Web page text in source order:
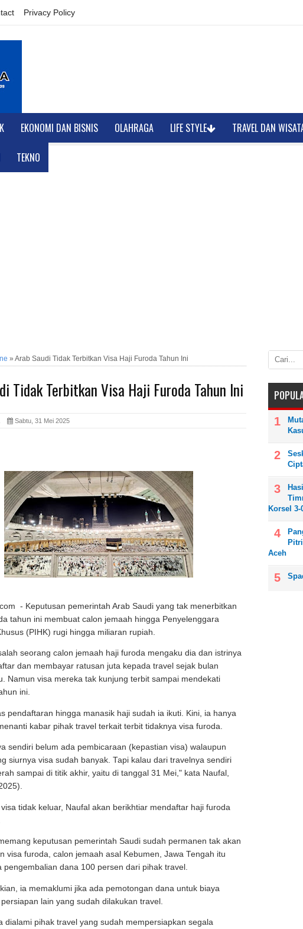
Privacy Policy
EKONOMI DAN BISNIS OLAHRAGA LIFE STYLE TRAVEL DAN
TEKNO
» Arab Saudi Tidak Terbitkan Visa Haji Furoda Tahun Ini
Tidak Terbitkan Visa Haji Furoda Tahun Ini
Sabtu, 31 Mei 2025
- Keputusan pemerintah Arab Saudi yang tak menerbitkan
tahun ini membuat calon jemaah hingga Penyelenggara
(PIHK) rugi hingga miliaran rupiah.
seorang calon jemaah haji furoda mengaku dia dan istrinya
dan membayar ratusan juta kepada travel sejak bulan
Namun visa mereka tak kunjung terbit sampai mendekati
ini.
pendaftaran hingga manasik haji sudah ia ikuti. Kini, ia hanya
kabar pihak travel terkait terbit tidaknya visa furoda.
sendiri belum ada pembicaraan (kepastian visa) walaupun
siurnya visa sudah banyak. Tapi kalau dari travelnya sendiri
sampai di titik akhir, yaitu di tanggal 31 Mei," kata Naufal,
tidak keluar, Naufal akan berikhtiar mendaftar haji furoda
keputusan pemerintah Saudi sudah permanen tak akan
visa furoda, calon jemaah asal Kebumen, Jawa Tengah itu
pengembalian dana 100 persen dari pihak travel.
ia memaklumi jika ada pemotongan dana untuk biaya
lain yang sudah dilakukan travel.
dialami pihak travel yang sudah mempersiapkan segala
Korsel 3-
Aceh